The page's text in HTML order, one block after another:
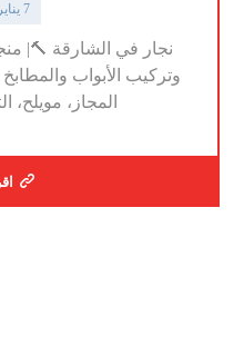
7 يناير، 2025
نجار في الشارقة 🔨|
وتركيب الأبواب والمطابخ
المجاز، مويلح،